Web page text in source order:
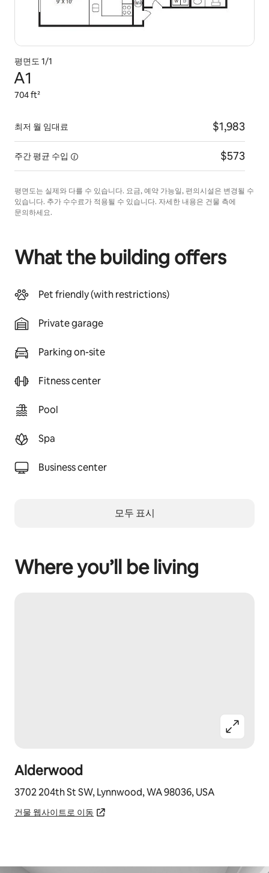
평면도 1/1
A1
704 ft²
최저 월 임대료 $1,983
주간 평균 수입 $573
평면도는 실제와 다를 수 있습니다. 요금, 예약 가능일, 편의시설은 변경될 수
있습니다. 추가 수수료가 적용될 수 있습니다. 자세한 내용은 건물 측에
문의하세요.
What the building offers
Pet friendly (with restrictions)
Private garage
Parking on-site
Fitness center
Pool
Spa
Business center
모두 표시
Where you’ll be living
Alderwood
3702 204th St SW, Lynnwood, WA 98036, USA
건물 웹사이트로 이동